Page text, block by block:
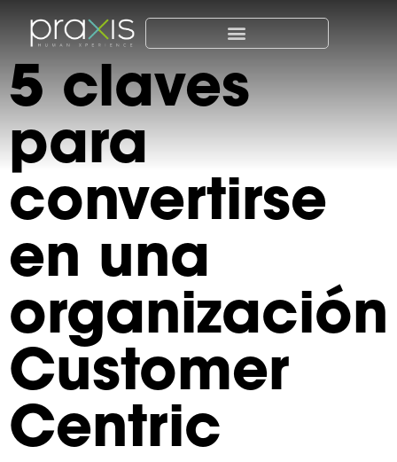
5 claves
para
convertirse
en una
organización
Customer
Centric